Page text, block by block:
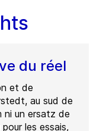
du réel
et de
au sud de
ni un ersatz de
les essais,